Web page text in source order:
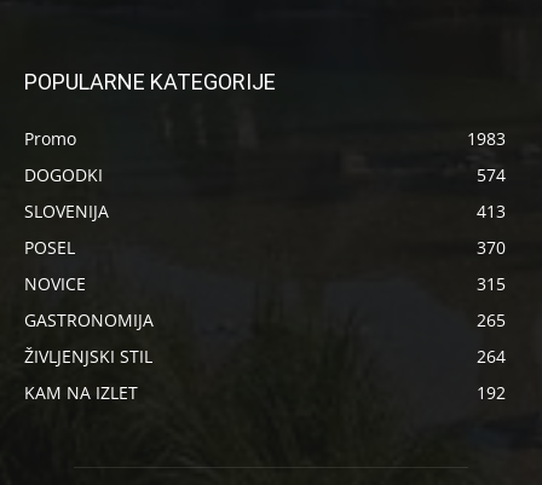
POPULARNE KATEGORIJE
Promo
1983
DOGODKI
574
SLOVENIJA
413
POSEL
370
NOVICE
315
GASTRONOMIJA
265
ŽIVLJENJSKI STIL
264
KAM NA IZLET
192